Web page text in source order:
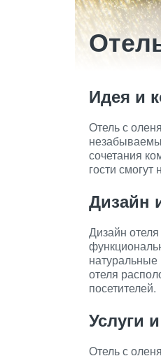
Идея и
Отель с
сочетания
гости
Дизайн
Дизайн
отеля
посетителей.
Услуги
Отель с